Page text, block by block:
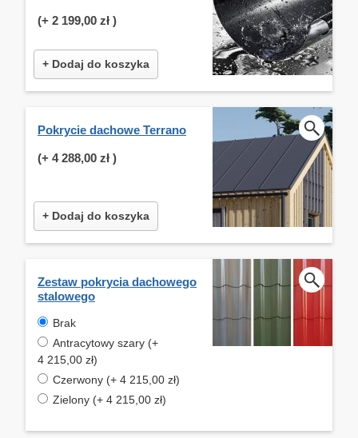
(+ 2 199,00 zł )
+ Dodaj do koszyka
Pokrycie dachowe Terrano
(+ 4 288,00 zł )
+ Dodaj do koszyka
Zestaw pokrycia dachowego
stalowego
Brak
Antracytowy szary (+
4 215,00 zł)
Czerwony (+ 4 215,00 zł)
Zielony (+ 4 215,00 zł)